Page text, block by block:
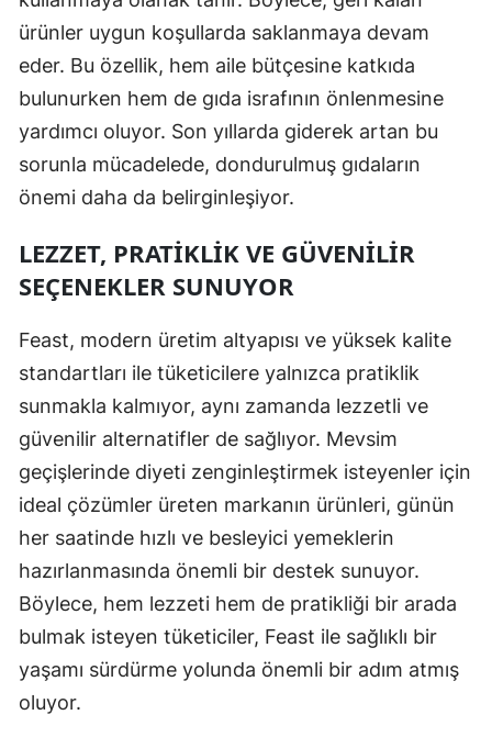
ürünler uygun koşullarda saklanmaya devam
eder. Bu özellik, hem aile bütçesine katkıda
bulunurken hem de gıda israfının önlenmesine
yardımcı oluyor. Son yıllarda giderek artan bu
sorunla mücadelede, dondurulmuş gıdaların
önemi daha da belirginleşiyor.
LEZZET, PRATIKLIK VE GÜVENILIR
SEÇENEKLER SUNUYOR
Feast, modern üretim altyapısı ve yüksek kalite
standartları ile tüketicilere yalnızca pratiklik
sunmakla kalmıyor, aynı zamanda lezzetli ve
güvenilir alternatifler de sağlıyor. Mevsim
geçişlerinde diyeti zenginleştirmek isteyenler için
ideal çözümler üreten markanın ürünleri, günün
her saatinde hızlı ve besleyici yemeklerin
hazırlanmasında önemli bir destek sunuyor.
Böylece, hem lezzeti hem de pratikliği bir arada
bulmak isteyen tüketiciler, Feast ile sağlıklı bir
yaşamı sürdürme yolunda önemli bir adım atmış
oluyor.